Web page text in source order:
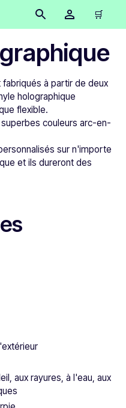
🛒
à partir de deux
holographique
flexible.
couleurs arc-en-
sur n'importe
et ils dureront des
aux rayures, à l'eau, aux